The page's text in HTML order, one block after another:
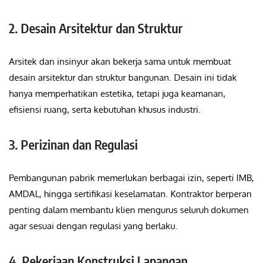
2. Desain Arsitektur dan Struktur
Arsitek dan insinyur akan bekerja sama untuk membuat
desain arsitektur dan struktur bangunan. Desain ini tidak
hanya memperhatikan estetika, tetapi juga keamanan,
efisiensi ruang, serta kebutuhan khusus industri.
3. Perizinan dan Regulasi
Pembangunan pabrik memerlukan berbagai izin, seperti IMB,
AMDAL, hingga sertifikasi keselamatan. Kontraktor berperan
penting dalam membantu klien mengurus seluruh dokumen
agar sesuai dengan regulasi yang berlaku.